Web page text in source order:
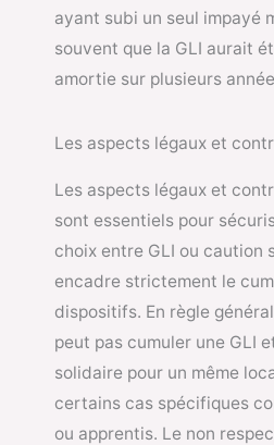
ayant subi un seul impayé
souvent que la GLI aurait
amortie sur plusieurs
Les aspects légaux et
Les aspects légaux et
sont essentiels pour
choix entre GLI ou caution
encadre strictement le
dispositifs. En règle
peut pas cumuler une GLI
solidaire pour un même
certains cas spécifiques
ou apprentis. Le non